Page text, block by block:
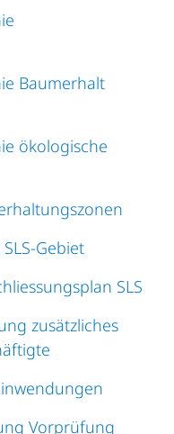
Baumerhalt
ökologische
Gebiet
SLS
zusätzliches
Vorprüfung